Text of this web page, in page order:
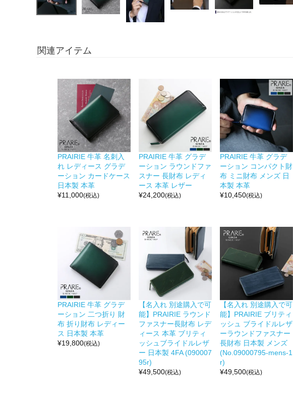
関連アイテム
PRAIRIE 牛革 名刺入
れ レディース グラデ
ーション カードケース
日本製 本革
¥11,000(税込)
PRAIRIE 牛革 グラデ
ーション ラウンドファ
スナー 長財布 レディ
ース 本革 レザー
¥24,200(税込)
PRAIRIE 牛革 グラデ
ーション コンパクト財
布 ミニ財布 メンズ 日
本製 本革
¥10,450(税込)
PRAIRIE 牛革 グラデ
ーション 二つ折り 財
布 折り財布 レディー
ス 日本製 本革
¥19,800(税込)
【名入れ 別途購入で可
能】PRAIRIE ラウンド
ファスナー長財布 レデ
ィース 本革 ブリティ
ッシュブライドルレザ
ー 日本製 4FA (090007
95r)
¥49,500(税込)
【名入れ 別途購入で可
能】PRAIRIE ブリティ
ッシュ ブライドルレザ
ーラウンドファスナー
長財布 日本製 メンズ
(No.09000795-mens-1
r)
¥49,500(税込)